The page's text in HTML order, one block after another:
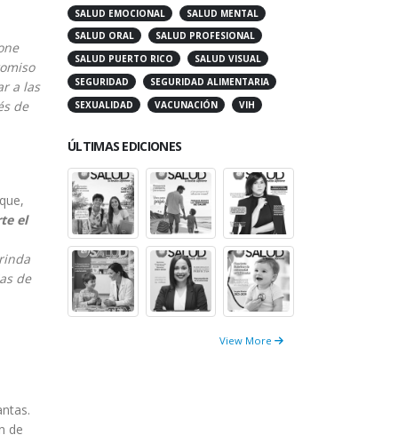
a las
de
el
de
de
SALUD EMOCIONAL
SALUD MENTAL
SALUD ORAL
SALUD PROFESIONAL
SALUD PUERTO RICO
SALUD VISUAL
SEGURIDAD
SEGURIDAD ALIMENTARIA
SEXUALIDAD
VACUNACIÓN VIH
ÚLTIMAS EDICIONES
View More